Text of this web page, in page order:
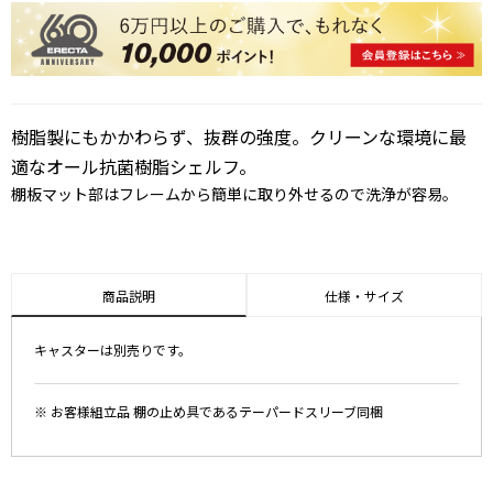
樹脂製にもかかわらず、抜群の強度。クリーンな環境に最
適なオール抗菌樹脂シェルフ。
棚板マット部はフレームから簡単に取り外せるので洗浄が容易。
商品説明 仕様・サイズ
キャスターは別売りです。
※ お客様組立品 棚の止め具であるテーパードスリーブ同梱